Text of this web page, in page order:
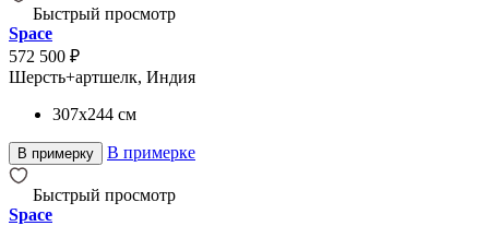
Быстрый просмотр
Space
572 500 ₽
Шерсть+артшелк, Индия
307x244 см
В примерку В примерке
Быстрый просмотр
Space